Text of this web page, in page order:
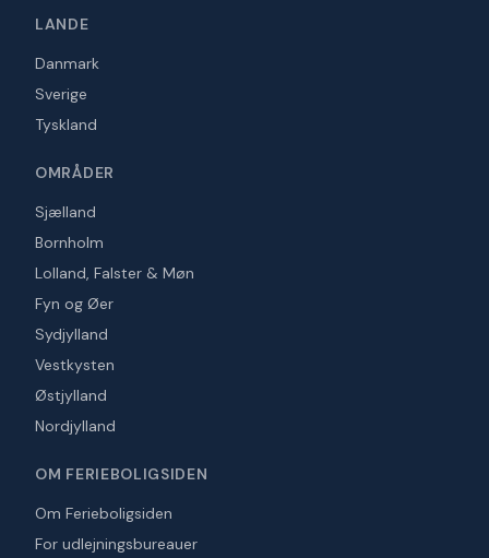
LANDE
Danmark
Sverige
Tyskland
OMRÅDER
Sjælland
Bornholm
Lolland, Falster & Møn
Fyn og Øer
Sydjylland
Vestkysten
Østjylland
Nordjylland
OM FERIEBOLIGSIDEN
Om Ferieboligsiden
For udlejningsbureauer